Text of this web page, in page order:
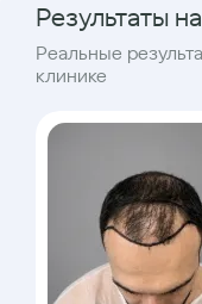
Результаты
Реальные
клинике